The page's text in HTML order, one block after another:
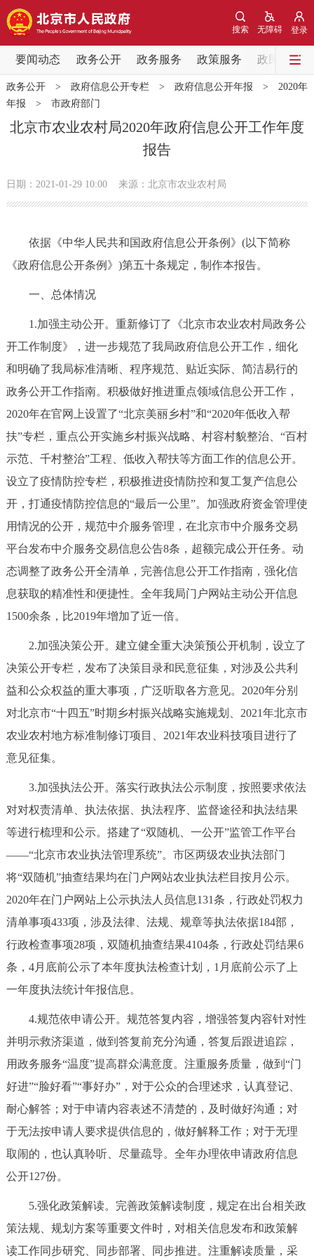
登录
无障碍
搜索
要闻动态 政务公开 政务服务 政策服务 政民互动
要闻动态
党中央精神 国务院信息 中央部委动态
北京要闻 会议信息 部门动态
市领导 机构职能 政策服务
政策兑现
决策公开 专题公开
政务服务
便民服务 利企服务 投资项目
中介服务 阳光政务
政民互动
12345网上接诉即办 我要咨询
参与调查 在线访谈 图说互动
北京概况 十六区概览 人文北京
绿色北京 图说北京 视频北京
ENGLISH 한국어 日本語
DEUTSCH FRANÇAIS РУССКИЙ ЯЗЫК
ITALIANO
回到顶部
政务公开> 政府信息公开专栏> 政府信息公开年报 > 2020年
年报 > 市政府部门
北京市农业农村局2020年政府信息公开工作年度
报告
日期：2021-01-29 10:00 来源：北京市农业农村局
依据《中华人民共和国政府信息公开条例》(以下简称
《政府信息公开条例》)第五十条规定，制作本报告。
一、总体情况
1.加强主动公开。重新修订了《北京市农业农村局政务公
开工作制度》，进一步规范了我局政府信息公开工作，细化
和明确了我局标准清晰、程序规范、贴近实际、简洁易行的
政务公开工作指南。积极做好推进重点领域信息公开工作，
2020年在官网上设置了“北京美丽乡村”和“2020年低收入帮
扶”专栏，重点公开实施乡村振兴战略、村容村貌整治、“百村
示范、千村整治”工程、低收入帮扶等方面工作的信息公开。
设立了疫情防控专栏，积极推进疫情防控和复工复产信息公
开，打通疫情防控信息的“最后一公里”。加强政府资金管理使
用情况的公开，规范中介服务管理，在北京市中介服务交易
平台发布中介服务交易信息公告8条，超额完成公开任务。动
态调整了政务公开全清单，完善信息公开工作指南，强化信
息获取的精准性和便捷性。全年我局门户网站主动公开信息
1500余条，比2019年增加了近一倍。
2.加强决策公开。建立健全重大决策预公开机制，设立了
决策公开专栏，发布了决策目录和民意征集，对涉及公共利
益和公众权益的重大事项，广泛听取各方意见。2020年分别
对北京市“十四五”时期乡村振兴战略实施规划、2021年北京市
农业农村地方标准制修订项目、2021年农业科技项目进行了
意见征集。
3.加强执法公开。落实行政执法公示制度，按照要求依法
对对权责清单、执法依据、执法程序、监督途径和执法结果
等进行梳理和公示。搭建了“双随机、一公开”监管工作平台
——“北京市农业执法管理系统”。市区两级农业执法部门
将“双随机”抽查结果均在门户网站农业执法栏目按月公示。
2020年在门户网站上公示执法人员信息131条，行政处罚权力
清单事项433项，涉及法律、法规、规章等执法依据184部，
行政检查事项28项，双随机抽查结果4104条，行政处罚结果6
条，4月底前公示了本年度执法检查计划，1月底前公示了上
一年度执法统计年报信息。
4.规范依申请公开。规范答复内容，增强答复内容针对性
并明示救济渠道，做到答复前充分沟通，答复后跟进追踪，
用政务服务“温度”提高群众满意度。注重服务质量，做到“门
好进”“脸好看”“事好办”，对于公众的合理述求，认真登记、
耐心解答；对于申请内容表述不清楚的，及时做好沟通；对
于无法按申请人要求提供信息的，做好解释工作；对于无理
取闹的，也认真聆听、尽量疏导。全年办理依申请政府信息
公开127份。
5.强化政策解读。完善政策解读制度，规定在出台相关政
策法规、规划方案等重要文件时，对相关信息发布和政策解
读工作同步研究、同步部署、同步推进。注重解读质量，采